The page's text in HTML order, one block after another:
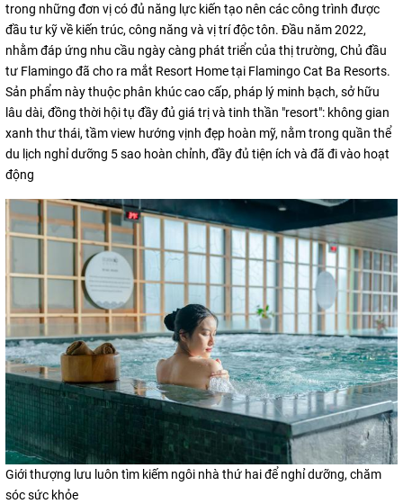
trong những đơn vị có đủ năng lực kiến tạo nên các công trình được
đầu tư kỹ về kiến trúc, công năng và vị trí độc tôn. Đầu năm 2022,
nhằm đáp ứng nhu cầu ngày càng phát triển của thị trường, Chủ đầu
tư Flamingo đã cho ra mắt Resort Home tại Flamingo Cat Ba Resorts.
Sản phẩm này thuộc phân khúc cao cấp, pháp lý minh bạch, sở hữu
lâu dài, đồng thời hội tụ đầy đủ giá trị và tinh thần "resort": không gian
xanh thư thái, tầm view hướng vịnh đẹp hoàn mỹ, nằm trong quần thể
du lịch nghỉ dưỡng 5 sao hoàn chỉnh, đầy đủ tiện ích và đã đi vào hoạt
động
Giới thượng lưu luôn tìm kiếm ngôi nhà thứ hai để nghỉ dưỡng, chăm
sóc sức khỏe